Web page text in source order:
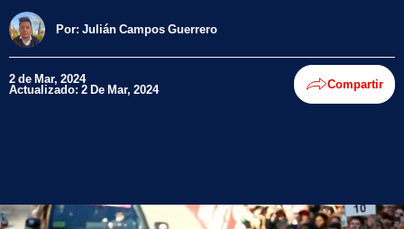
Por: Julián Campos Guerrero
2 de Mar, 2024
Actualizado: 2 De Mar, 2024 Compartir